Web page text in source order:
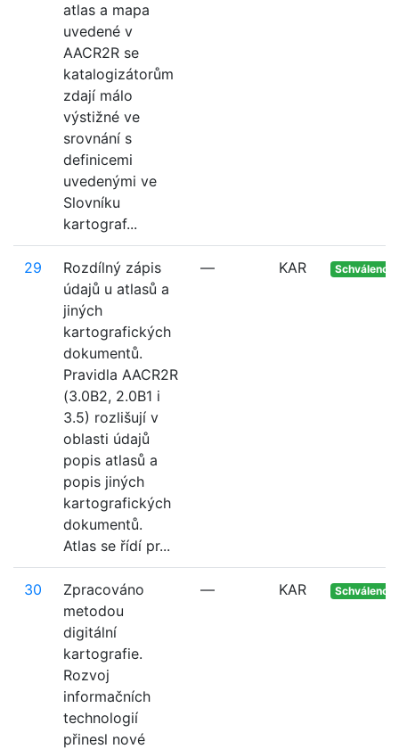
atlas a mapa
uvedené v
AACR2R se
katalogizátorům
zdají málo
výstižné ve
srovnání s
definicemi
uvedenými ve
Slovníku
kartograf...
29
Rozdílný zápis
údajů u atlasů a
jiných
kartografických
dokumentů.
Pravidla AACR2R
(3.0B2, 2.0B1 i
3.5) rozlišují v
oblasti údajů
popis atlasů a
popis jiných
kartografických
dokumentů.
Atlas se řídí pr...
— KAR Schváleno
30
Zpracováno
metodou
digitální
kartografie.
Rozvoj
informačních
technologií
přinesl nové
— KAR Schváleno